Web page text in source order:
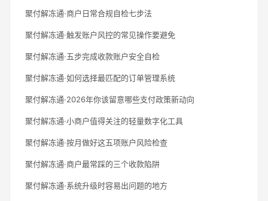
聚付解冻通·商户日常合规自检七步法
聚付解冻通·触发账户风控的常见操作要避免
聚付解冻通·五步完成收款账户安全自检
聚付解冻通·如何选择最匹配的订单管理系统
聚付解冻通·2026年你该留意哪些支付政策新动向
聚付解冻通·小商户值得关注的轻量数字化工具
聚付解冻通·按月做好这五项账户风险检查
聚付解冻通·商户最常踩的三个收款陷阱
聚付解冻通·系统升级时容易出问题的地方